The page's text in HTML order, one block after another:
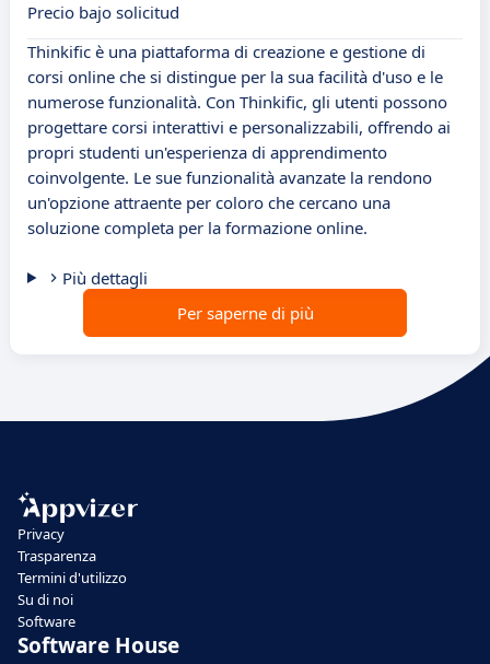
Precio bajo solicitud
Thinkific è una piattaforma di creazione e gestione di
corsi online che si distingue per la sua facilità d'uso e le
numerose funzionalità. Con Thinkific, gli utenti possono
progettare corsi interattivi e personalizzabili, offrendo ai
propri studenti un'esperienza di apprendimento
coinvolgente. Le sue funzionalità avanzate la rendono
un'opzione attraente per coloro che cercano una
soluzione completa per la formazione online.
Più dettagli
Per saperne di più
Privacy
Trasparenza
Termini d'utilizzo
Su di noi
Software
Software House